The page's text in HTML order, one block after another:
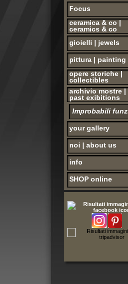
ceramica & co |
ceramics & co
gioielli | jewels
pittura | painting
opere storiche |
collectibles
archivio mostre |
past exibitions
Improbabili funzioni
your gallery
noi | about us
info
SHOP online